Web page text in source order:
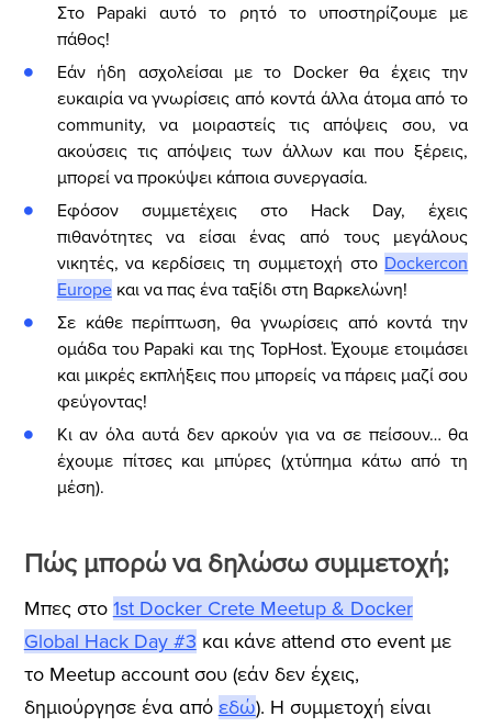
Στο Papaki αυτό το ρητό το υποστηρίζουμε με
πάθος!
Εάν ήδη ασχολείσαι με το Docker θα έχεις την
ευκαιρία να γνωρίσεις από κοντά άλλα άτομα από το
community, να μοιραστείς τις απόψεις σου, να
ακούσεις τις απόψεις των άλλων και που ξέρεις,
μπορεί να προκύψει κάποια συνεργασία.
Εφόσον συμμετέχεις στο Hack Day, έχεις
πιθανότητες να είσαι ένας από τους μεγάλους
νικητές, να κερδίσεις τη συμμετοχή στο Dockercon
Europeκαι να πας ένα ταξίδι στη Βαρκελώνη!
Σε κάθε περίπτωση, θα γνωρίσεις από κοντά την
ομάδα του Papaki και της TopHost. Έχουμε ετοιμάσει
και μικρές εκπλήξεις που μπορείς να πάρεις μαζί σου
φεύγοντας!
Κι αν όλα αυτά δεν αρκούν για να σε πείσουν… θα
έχουμε πίτσες και μπύρες (χτύπημα κάτω από τη
μέση).
Πώς μπορώ να δηλώσω συμμετοχή;
Μπες στο 1st Docker Crete Meetup & Docker
Global Hack Day #3 και κάνε attend στο event με
το Meetup account σου (εάν δεν έχεις,
δημιούργησε ένα από εδώ). Η συμμετοχή είναι